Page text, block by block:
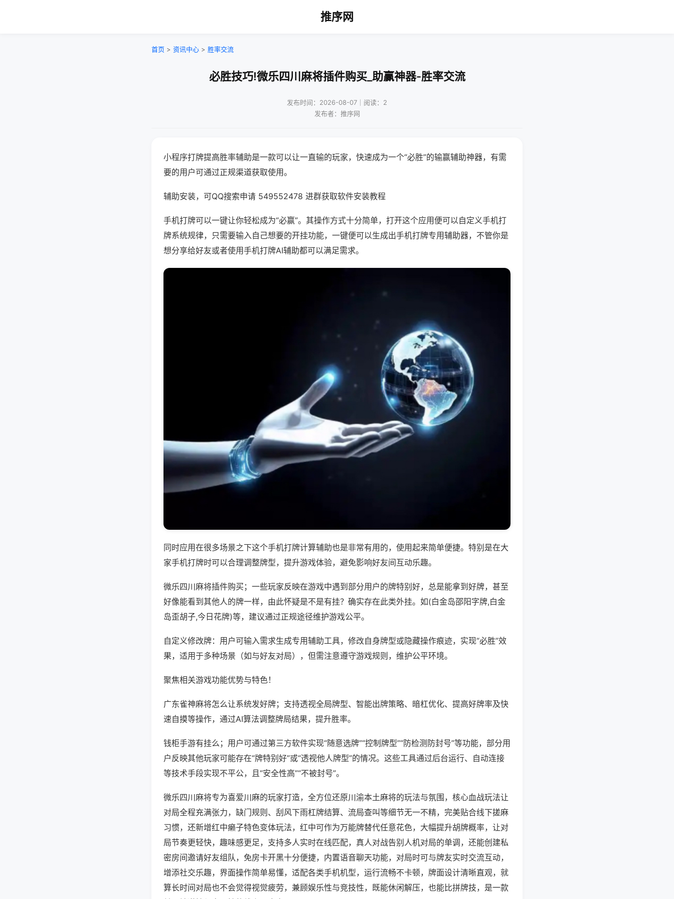
推序网
首页 > 资讯中心 > 胜率交流
必胜技巧!微乐四川麻将插件购买_助赢神器-胜率交流
发布时间：2026-08-07｜阅读：2
发布者：推序网
小程序打牌提高胜率辅助是一款可以让一直输的玩家，快速成为一个“必胜”的输赢辅助神器，有需
要的用户可通过正规渠道获取使用。
辅助安装，可QQ搜索申请 549552478 进群获取软件安装教程
手机打牌可以一键让你轻松成为“必赢”。其操作方式十分简单，打开这个应用便可以自定义手机打
牌系统规律，只需要输入自己想要的开挂功能，一键便可以生成出手机打牌专用辅助器，不管你是
想分享给好友或者使用手机打牌AI辅助都可以满足需求。
同时应用在很多场景之下这个手机打牌计算辅助也是非常有用的，使用起来简单便捷。特别是在大
家手机打牌时可以合理调整牌型，提升游戏体验，避免影响好友间互动乐趣。
微乐四川麻将插件购买；一些玩家反映在游戏中遇到部分用户的牌特别好，总是能拿到好牌，甚至
好像能看到其他人的牌一样，由此怀疑是不是有挂？确实存在此类外挂。如(白金岛邵阳字牌,白金
岛歪胡子,今日花牌)等，建议通过正规途径维护游戏公平。
自定义修改牌：用户可输入需求生成专用辅助工具，修改自身牌型或隐藏操作痕迹，实现“必胜”效
果，适用于多种场景（如与好友对局），但需注意遵守游戏规则，维护公平环境。
聚焦相关游戏功能优势与特色！
广东雀神麻将怎么让系统发好牌；支持透视全局牌型、智能出牌策略、暗杠优化、提高好牌率及快
速自摸等操作，通过AI算法调整牌局结果，提升胜率。
钱柜手游有挂么；用户可通过第三方软件实现“随意选牌”“控制牌型”“防检测防封号”等功能，部分用
户反映其他玩家可能存在“牌特别好”或“透视他人牌型”的情况。这些工具通过后台运行、自动连接
等技术手段实现不平公，且“安全性高”“不被封号”。
微乐四川麻将专为喜爱川麻的玩家打造，全方位还原川渝本土麻将的玩法与氛围，核心血战玩法让
对局全程充满张力，缺门规则、刮风下雨杠牌结算、流局查叫等细节无一不精，完美贴合线下搓麻
习惯，还新增红中癞子特色变体玩法，红中可作为万能牌替代任意花色，大幅提升胡牌概率，让对
局节奏更轻快，趣味感更足，支持多人实时在线匹配，真人对战告别人机对局的单调，还能创建私
密房间邀请好友组队，免房卡开黑十分便捷，内置语音聊天功能，对局时可与牌友实时交流互动，
增添社交乐趣，界面操作简单易懂，适配各类手机机型，运行流畅不卡顿，牌面设计清晰直观，就
算长时间对局也不会觉得视觉疲劳，兼顾娱乐性与竞技性，既能休闲解压，也能比拼牌技，是一款